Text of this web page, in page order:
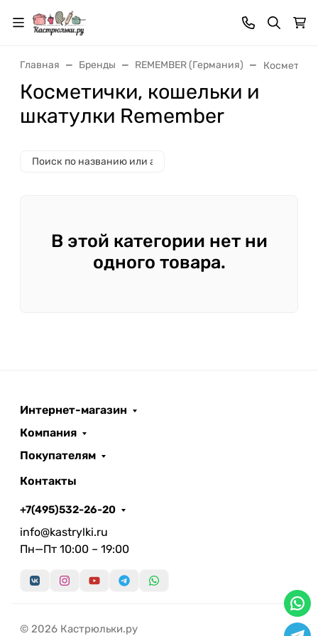
Главная Бренды REMEMBER (Германия)
Косметички, кошельки и
шкатулки Remember
В этой категории нет ни
одного товара.
Интернет-магазин
Компания
Покупателям
Контакты
+7(495)532-26-20
info@kastrylki.ru
Пн—Пт 10:00 – 19:00
© 2026 Кастрюльки.ру